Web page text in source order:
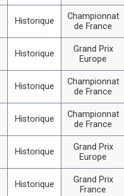
Historique
Championnat
de France
Historique
Grand Prix
Europe
Historique
Championnat
de France
Historique
Championnat
de France
Historique
Grand Prix
Europe
Historique
Grand Prix
France